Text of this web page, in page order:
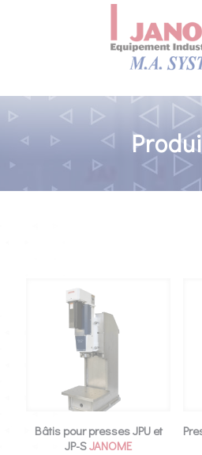
Bâtis pour presses JPU et
JP-SJANOME